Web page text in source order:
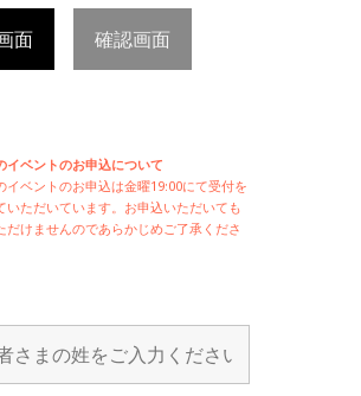
面 確認画面
イベントのお申込について
イベントのお申込は金曜19:00にて受付を
いただいています。お申込いただいても
だけませんのであらかじめご了承くださ